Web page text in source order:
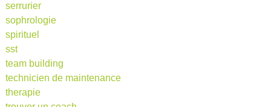
serrurier
sophrologie
spirituel
sst
team building
technicien de maintenance
therapie